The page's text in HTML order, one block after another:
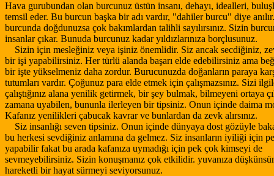
Hava gurubundan olan burcunuz üstün insanı, dehayı, idealleri,
temsil eder. Bu burcun başka bir adı vardır, "dahiler burcu" diye
burcunda doğdunuzsa çok bakımlardan talihli sayılırsınız. Sizin
insanlar çıkar. Bunuda burcunuz kadar yıldızlarınıza borçlusunuz.
Sizin için mesleğiniz veya işiniz önemlidir. Siz ancak secdiğiniz,
bir işi yapabilirsiniz. Her türlü alanda başarı elde edebilirsiniz ama
bir işte yükselmeniz daha zordur. Burucunuzda doğanların paraya
tutumları vardır. Çoğunuz para elde etmek için çalışmazsınız. Sizi
çalıştığınız alana yenilik getirmek, bir şey bulmak, bilmeyeni ortaya
zamana uyabilen, bununla ilerleyen bir tipsiniz. Onun içinde daima
Kafanız yenilikleri çabucak kavrar ve bunlardan da zevk alırsınız.
Siz insanlığı seven tipsiniz. Onun içinde dünyaya dost gözüyle
bu herkesi sevdiğiniz anlamına da gelmez. Siz insanların iyiliği için
yapabilir fakat bu arada kafanıza uymadığı için pek çok kimseyi de
sevmeyebilirsiniz. Sizin konuşmanız çok etkilidir. yuvanıza
hareketli bir hayat sürmeyi seviyorsunuz.